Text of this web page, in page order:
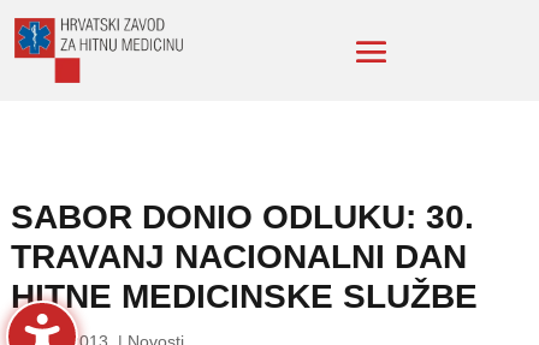
SABOR DONIO ODLUKU: 30.
TRAVANJ NACIONALNI DAN
HITNE MEDICINSKE SLUŽBE